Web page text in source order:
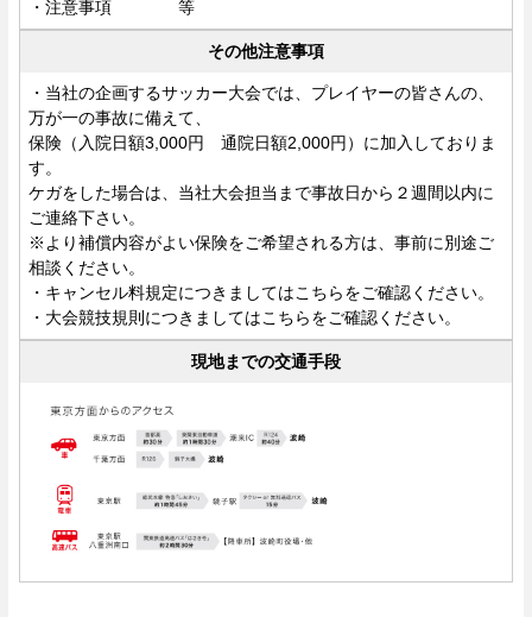
・注意事項 等
その他注意事項
・当社の企画するサッカー大会では、プレイヤーの皆さんの、
万が一の事故に備えて、
保険（入院日額3,000円 通院日額2,000円）に加入しておりま
す。
ケガをした場合は、当社大会担当まで事故日から２週間以内に
ご連絡下さい。
※より補償内容がよい保険をご希望される方は、事前に別途ご
相談ください。
・キャンセル料規定につきましてはこちらをご確認ください。
・大会競技規則につきましてはこちらをご確認ください。
現地までの交通手段